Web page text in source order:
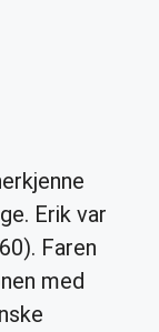
Erik var
Faren
med